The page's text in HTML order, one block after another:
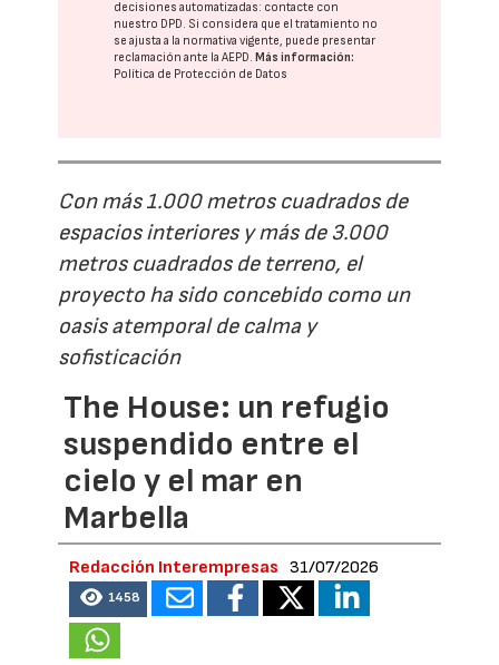
decisiones automatizadas: contacte con
nuestro DPD. Si considera que el tratamiento no
se ajusta a la normativa vigente, puede presentar
reclamación ante laAEPD.Más información:
Política de Protección de Datos
Con más 1.000 metros cuadrados de
espacios interiores y más de 3.000
metros cuadrados de terreno, el
proyecto ha sido concebido como un
oasis atemporal de calma y
sofisticación
The House: un refugio
suspendido entre el
cielo y el mar en
Marbella
Redacción Interempresas 31/07/2026
1458